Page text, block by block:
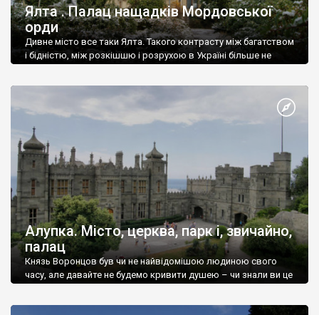
Ялта . Палац нащадків Мордовської
орди
Дивне місто все таки Ялта. Такого контрасту між багатством
і бідністю, між розкішшю і розрухою в Україні більше не
Алупка. Місто, церква, парк і, звичайно,
палац
Князь Воронцов був чи не найвідомішою людиною свого
часу, але давайте не будемо кривити душею – чи знали ви це